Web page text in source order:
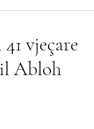
vjeçare
Abloh